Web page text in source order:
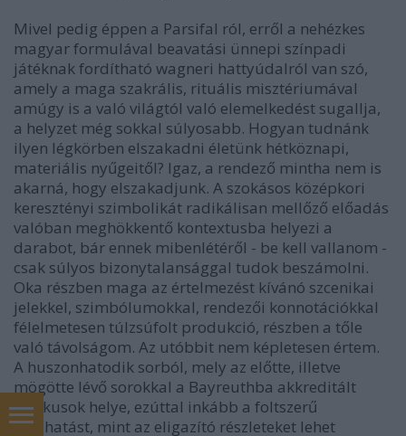
Mivel pedig éppen a Parsifal ról, erről a nehézkes
magyar formulával beavatási ünnepi színpadi
játéknak fordítható wagneri hattyúdalról van szó,
amely a maga szakrális, rituális misztériumával
amúgy is a való világtól való elemelkedést sugallja,
a helyzet még sokkal súlyosabb. Hogyan tudnánk
ilyen légkörben elszakadni életünk hétköznapi,
materiális nyűgeitől? Igaz, a rendező mintha nem is
akarná, hogy elszakadjunk. A szokásos középkori
keresztényi szimbolikát radikálisan mellőző előadás
valóban meghökkentő kontextusba helyezi a
darabot, bár ennek mibenlétéről - be kell vallanom -
csak súlyos bizonytalansággal tudok beszámolni.
Oka részben maga az értelmezést kívánó szcenikai
jelekkel, szimbólumokkal, rendezői konnotációkkal
félelmetesen túlzsúfolt produkció, részben a tőle
való távolságom. Az utóbbit nem képletesen értem.
A huszonhatodik sorból, mely az előtte, illetve
mögötte lévő sorokkal a Bayreuthba akkreditált
kritikusok helye, ezúttal inkább a foltszerű
összhatást, mint az eligazító részleteket lehet